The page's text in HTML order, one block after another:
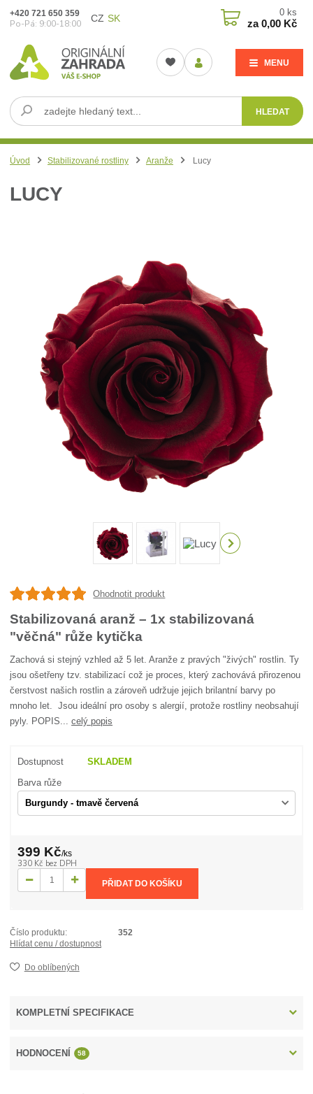
CZ SK
MENU
HLEDAT
+420 721 650 359
Po-Pá: 9:00-18:00
0 ks
za0,00 Kč
Úvod Stabilizované rostliny Aranže Lucy
LUCY
Ohodnotit produkt
Stabilizovaná aranž – 1x stabilizovaná
"věčná" růže kytička
Zachová si stejný vzhled až 5 let. Aranže z pravých "živých" rostlin. Ty
jsou ošetřeny tzv. stabilizací což je proces, který zachovává přirozenou
čerstvost našich rostlin a zároveň udržuje jejich brilantní barvy po
mnoho let. Jsou ideální pro osoby s alergií, protože rostliny neobsahují
pyly. POPIS...celý popis
Dostupnost SKLADEM
Barva růže
399 Kč/ks
330 Kč bez DPH
PŘIDAT DO KOŠÍKU
Číslo produktu:
352
Hlídat cenu / dostupnost
Do oblíbených
KOMPLETNÍ SPECIFIKACE
HODNOCENÍ 58